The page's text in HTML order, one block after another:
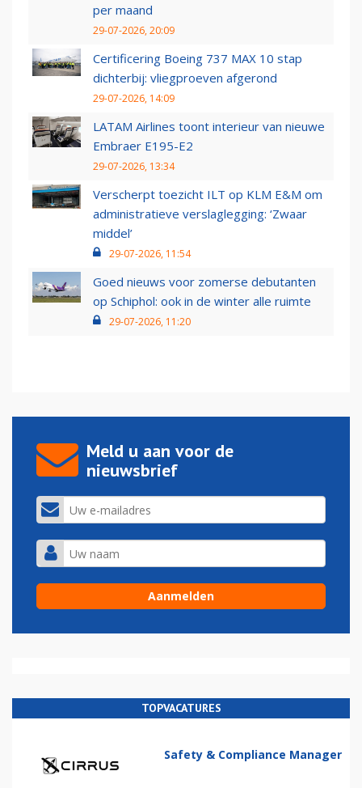
per maand
29-07-2026, 20:09
Certificering Boeing 737 MAX 10 stap
dichterbij: vliegproeven afgerond
29-07-2026, 14:09
LATAM Airlines toont interieur van nieuwe
Embraer E195-E2
29-07-2026, 13:34
Verscherpt toezicht ILT op KLM E&M om
administratieve verslaglegging: ‘Zwaar
middel’
29-07-2026, 11:54
Goed nieuws voor zomerse debutanten
op Schiphol: ook in de winter alle ruimte
29-07-2026, 11:20
Meld u aan voor de
nieuwsbrief
TOPVACATURES
Safety & Compliance Manager